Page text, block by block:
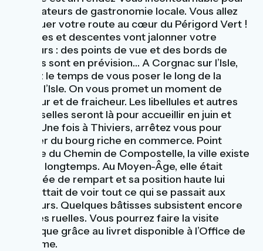
les amateurs de gastronomie locale. Vous allez
continuer votre route au cœur du Périgord Vert !
Montées et descentes vont jalonner votre
parcours : des points de vue et des bords de
rivières sont en prévision… A Corgnac sur l’Isle,
prenez le temps de vous poser le long de la
rivière l’Isle. On vous promet un moment de
douceur et de fraicheur. Les libellules et autres
demoiselles seront là pour accueillir en juin et
juillet. Une fois à Thiviers, arrêtez vous pour
profiter du bourg riche en commerce. Point
d’étape du Chemin de Compostelle, la ville existe
depuis longtemps. Au Moyen-Âge, elle était
entourée de rempart et sa position haute lui
permettait de voir tout ce qui se passait aux
alentours. Quelques bâtisses subsistent encore
dans les ruelles. Vous pourrez faire la visite
historique grâce au livret disponible à l’Office de
Tourisme.